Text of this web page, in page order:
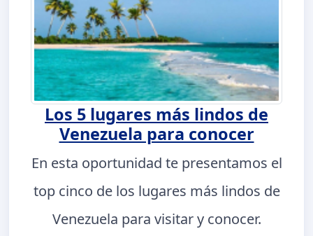
Los 5 lugares más lindos de
Venezuela para conocer
En esta oportunidad te presentamos el
top cinco de los lugares más lindos de
Venezuela para visitar y conocer.